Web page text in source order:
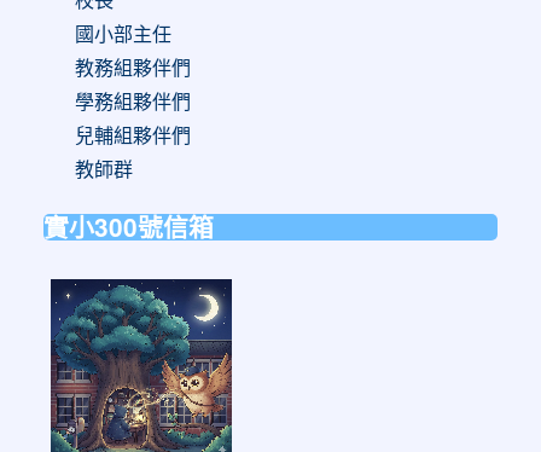
國小部主任
教務組夥伴們
學務組夥伴們
兒輔組夥伴們
教師群
實小300號信箱
https://forms.gle/sb6qss7apF2uRjVc7